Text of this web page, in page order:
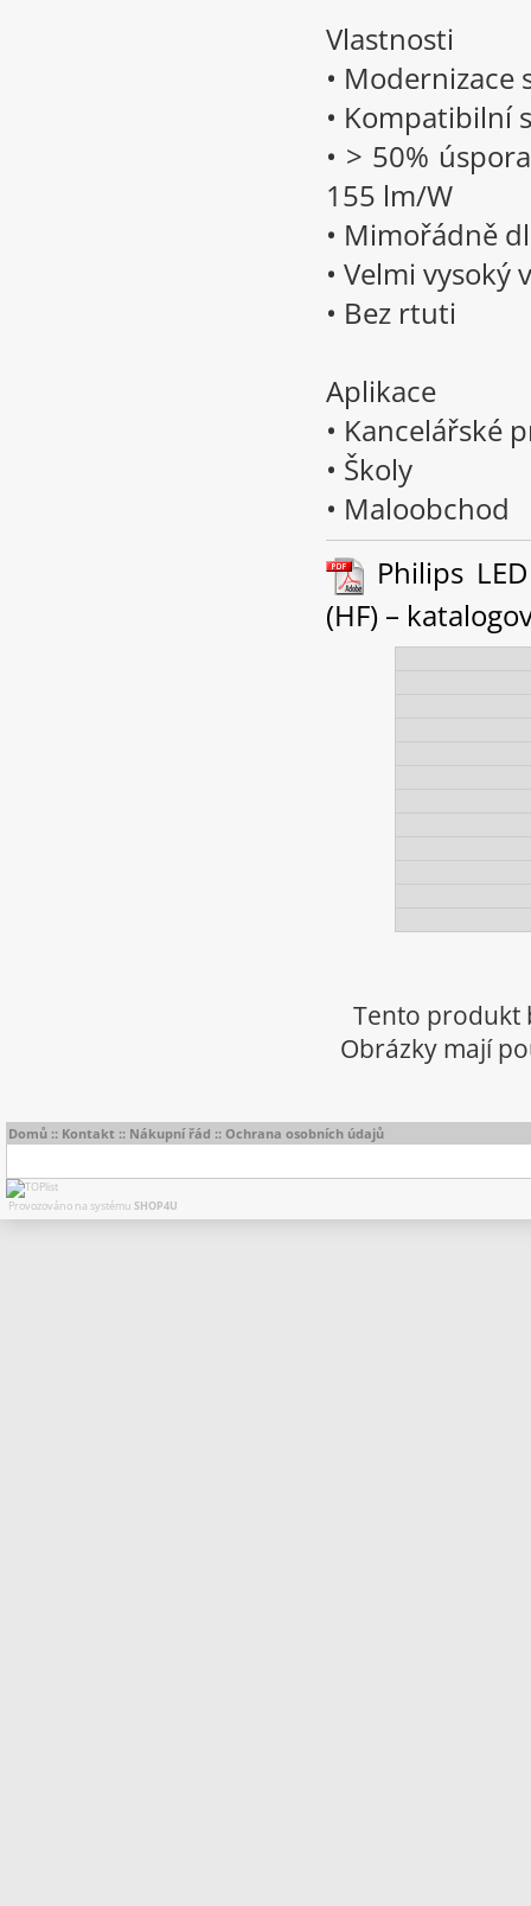
Vlastnosti
• Modernizace
• Kompatibilní
• > 50%
155 lm/W
• Mimořádně
• Velmi vysoký
• Bez rtuti
Aplikace
• Kancelářské
• Školy
• Maloobchod
Philips
(HF) –
Tento produkt
Obrázky mají
Domů :: Kontakt :: Nákupní řád :: Ochrana osobních údajů
Provozováno na systému SHOP4U